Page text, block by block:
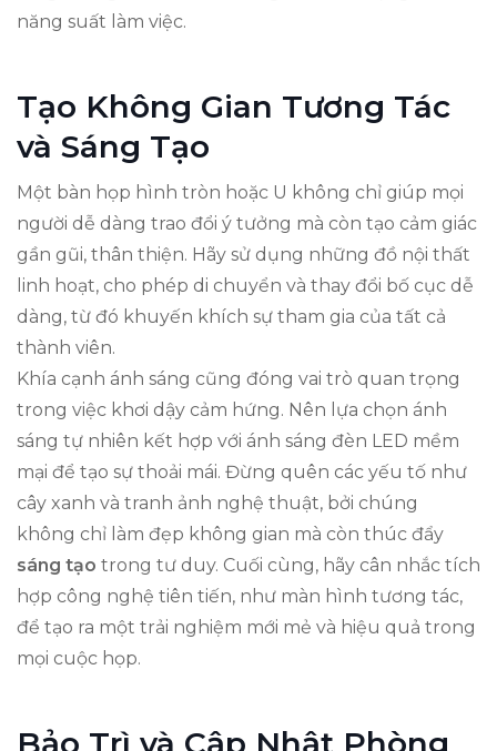
năng suất làm việc.
Tạo Không Gian Tương Tác
và Sáng Tạo
Một bàn họp hình tròn hoặc U không chỉ giúp mọi
người dễ dàng trao đổi ý tưởng mà còn tạo cảm giác
gần gũi, thân thiện. Hãy sử dụng những đồ nội thất
linh hoạt, cho phép di chuyển và thay đổi bố cục dễ
dàng, từ đó khuyến khích sự tham gia của tất cả
thành viên.
Khía cạnh ánh sáng cũng đóng vai trò quan trọng
trong việc khơi dậy cảm hứng. Nên lựa chọn ánh
sáng tự nhiên kết hợp với ánh sáng đèn LED mềm
mại để tạo sự thoải mái. Đừng quên các yếu tố như
cây xanh và tranh ảnh nghệ thuật, bởi chúng
không chỉ làm đẹp không gian mà còn thúc đẩy
sáng tạo trong tư duy. Cuối cùng, hãy cân nhắc tích
hợp công nghệ tiên tiến, như màn hình tương tác,
để tạo ra một trải nghiệm mới mẻ và hiệu quả trong
mọi cuộc họp.